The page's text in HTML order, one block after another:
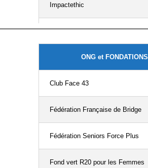
Flonova
Impactethic
Institut National des Jeunes
Aveugles (INJA)
UNAPEI 92
ONG et FONDATIONS
Club Face 43
Fédération Française de Bridge
Fédération Seniors Force Plus
Fond vert R20 pour les Femmes